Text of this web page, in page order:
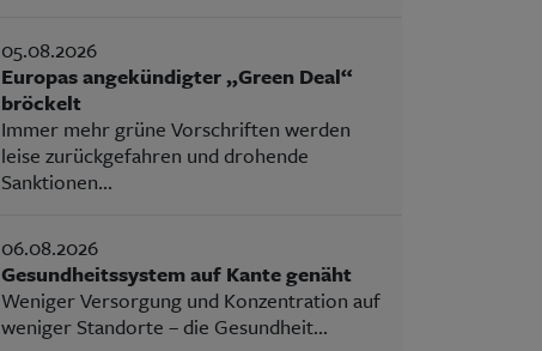
05.08.2026
Europas angekündigter „Green Deal“
bröckelt
Immer mehr grüne Vorschriften werden
leise zurückgefahren und drohende
Sanktionen...
06.08.2026
Gesundheitssystem auf Kante genäht
Weniger Versorgung und Konzentration auf
weniger Standorte – die Gesundheit...